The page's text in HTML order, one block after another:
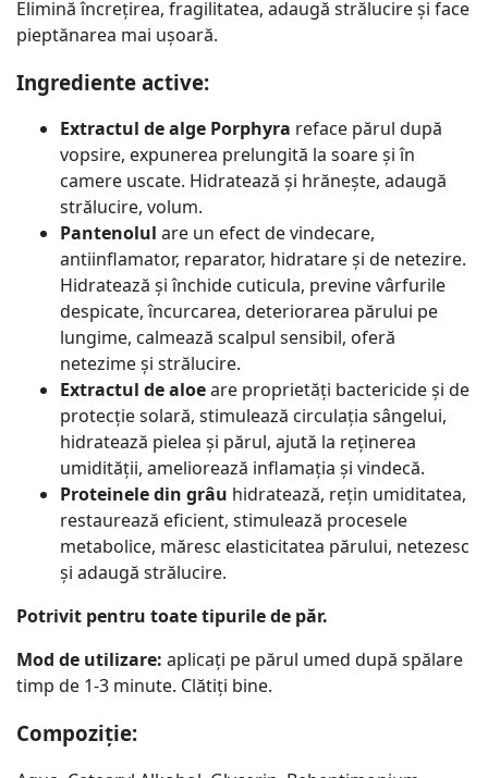
Elimină încrețirea, fragilitatea, adaugă strălucire și face
pieptănarea mai ușoară.
Ingrediente active:
Extractul de alge Porphyra reface părul după
vopsire, expunerea prelungită la soare și în
camere uscate. Hidratează și hrănește, adaugă
strălucire, volum.
Pantenolul are un efect de vindecare,
antiinflamator, reparator, hidratare și de netezire.
Hidratează și închide cuticula, previne vârfurile
despicate, încurcarea, deteriorarea părului pe
lungime, calmează scalpul sensibil, oferă
netezime și strălucire.
Extractul de aloeare proprietăți bactericide și de
protecție solară, stimulează circulația sângelui,
hidratează pielea și părul, ajută la reținerea
umidității, ameliorează inflamația și vindecă.
Proteinele din grâu hidratează, rețin umiditatea,
restaurează eficient, stimulează procesele
metabolice, măresc elasticitatea părului, netezesc
și adaugă strălucire.
Potrivit pentru toate tipurile de păr.
Mod de utilizare: aplicați pe părul umed după spălare
timp de 1-3 minute. Clătiți bine.
Compoziție: